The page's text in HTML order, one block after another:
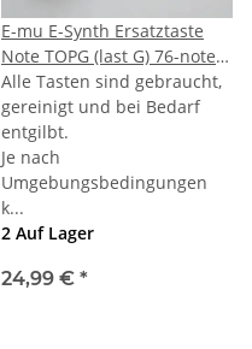
E-mu E-Synth Ersatztaste
Note TOPG (last G) 76-note
Keyboard
Alle Tasten sind gebraucht,
gereinigt und bei Bedarf
entgilbt.
Je nach
Umgebungsbedingungen
k...
2 Auf Lager
24,99 € *